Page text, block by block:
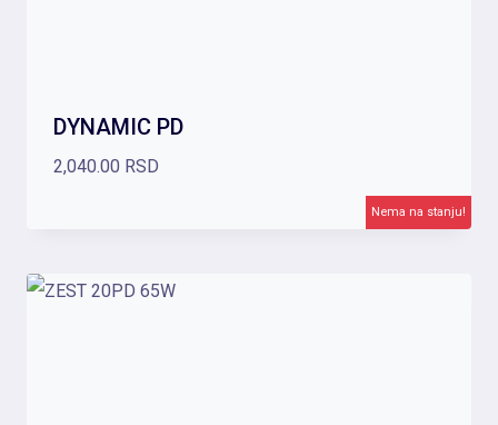
Nema na stanju!
DYNAMIC PD
2,040.00 RSD